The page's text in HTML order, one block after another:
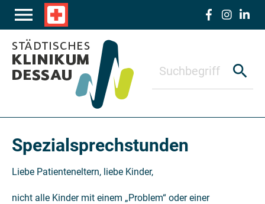
Zum Hauptinhalt springen
menu local_hospital
search
Spezialsprechstunden
Liebe Patienteneltern, liebe Kinder,
nicht alle Kinder mit einem „Problem“ oder einer